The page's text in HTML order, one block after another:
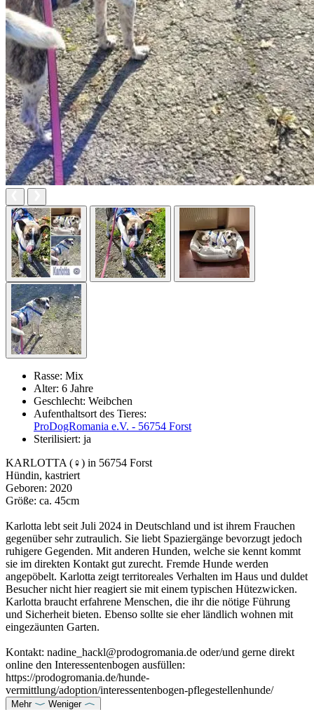
Rasse: Mix
Alter: 6 Jahre
Geschlecht: Weibchen
Aufenthaltsort des Tieres:
ProDogRomania e.V. - 56754 Forst
Sterilisiert: ja
KARLOTTA (♀) in 56754 Forst
Hündin, kastriert
Geboren: 2020
Größe: ca. 45cm
Karlotta lebt seit Juli 2024 in Deutschland und ist ihrem Frauchen
gegenüber sehr zutraulich. Sie liebt Spaziergänge bevorzugt jedoch
ruhigere Gegenden. Mit anderen Hunden, welche sie kennt kommt
sie im direkten Kontakt gut zurecht. Fremde Hunde werden
angepöbelt. Karlotta zeigt territoreales Verhalten im Haus und duldet
Besucher nicht hier reagiert sie mit einem typischen Hütezwicken.
Karlotta braucht erfahrene Menschen, die ihr die nötige Führung
und Sicherheit bieten. Ebenso sollte sie eher ländlich wohnen mit
eingezäunten Garten.
Kontakt: nadine_hackl@prodogromania.de oder/und gerne direkt
online den Interessentenbogen ausfüllen:
https://prodogromania.de/hunde-
vermittlung/adoption/interessentenbogen-pflegestellenhunde/
Mehr
Weniger